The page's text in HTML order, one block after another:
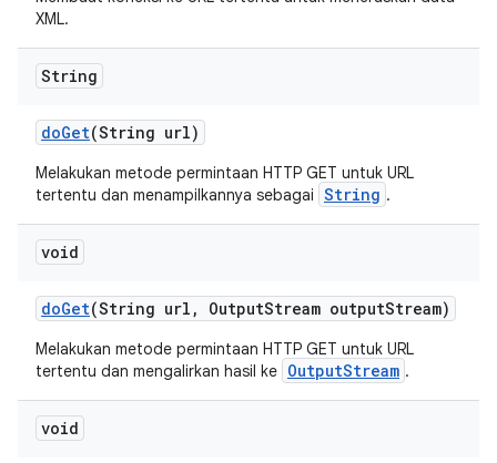
XML.
String
doGet(String url)
Melakukan metode permintaan HTTP GET untuk URL
tertentu dan menampilkannya sebagai String .
void
doGet(String url , OutputStream outputStream)
Melakukan metode permintaan HTTP GET untuk URL
tertentu dan mengalirkan hasil ke OutputStream .
void